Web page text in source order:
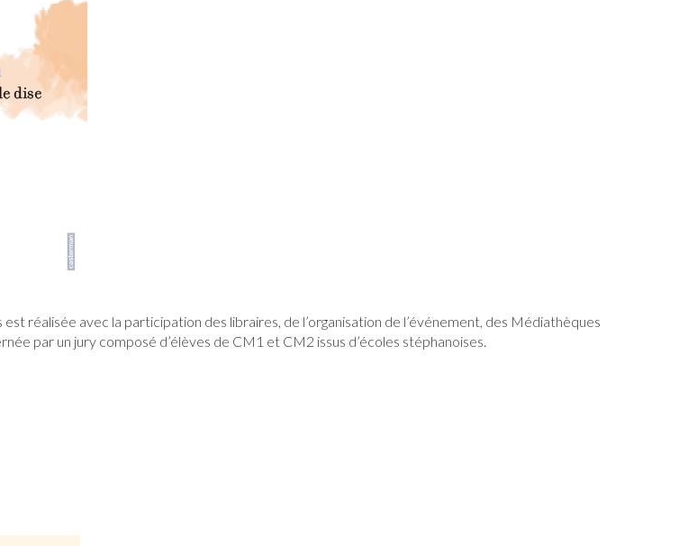
réalisée avec la participation des libraires, de l’organisation de l’événement, des Médiathèques
par un jury composé d’élèves de CM1 et CM2 issus d’écoles stéphanoises.